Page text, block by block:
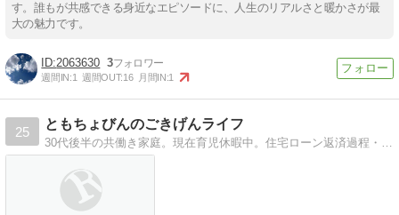
す。誰もが共感できる身近なエピソードに、人生のリアルさと暖かさが最
大の魅力です。
2063630 3
週間IN:1 週間OUT:16 月間IN:1
25
ともちょびんのごきげんライフ